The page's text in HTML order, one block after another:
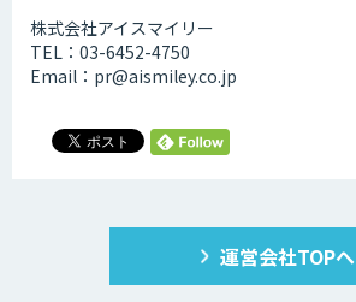
株式会社アイスマイリー
TEL：03-6452-4750
Email：pr@aismiley.co.jp
運営会社TOPへ